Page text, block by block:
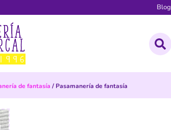
Blog
de fantasía / Pasamanería de fantasía